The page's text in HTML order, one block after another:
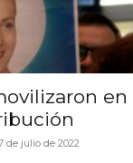
de julio de 2022